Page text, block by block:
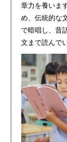
章力を養いま
め、伝統的な
で暗唱し、昔
文まで読んで